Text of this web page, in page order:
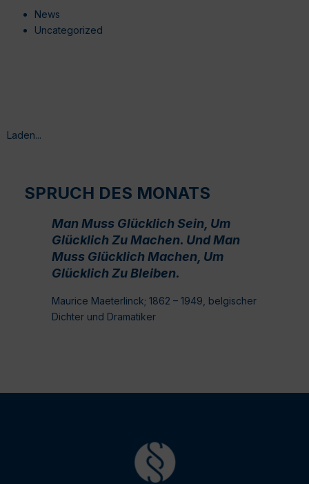
News
Uncategorized
Laden...
SPRUCH DES MONATS
Man Muss Glücklich Sein, Um
Glücklich Zu Machen. Und Man
Muss Glücklich Machen, Um
Glücklich Zu Bleiben.
Maurice Maeterlinck; 1862 – 1949, belgischer
Dichter und Dramatiker